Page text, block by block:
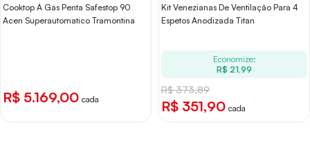
Cooktop À Gás Penta Safestop 90
Acen Superautomatico Tramontina
R$ 5.169,00 cada
Kit Venezianas De Ventilação Para 4
Espetos Anodizada Titan
Economize:
R$ 21,99
R$ 373,89
R$ 351,90 cada